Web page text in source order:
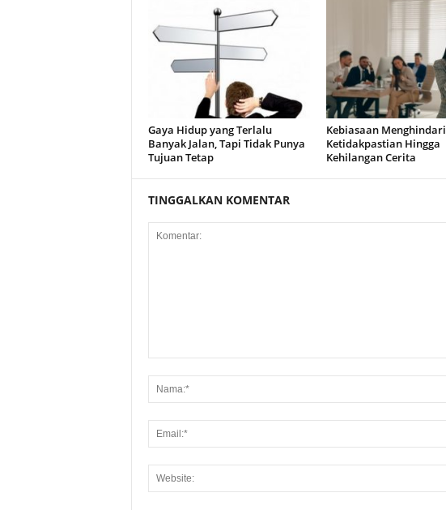
Gaya Hidup yang Terlalu
Banyak Jalan, Tapi Tidak Punya
Tujuan Tetap
Kebiasaan Menghindari
Ketidakpastian Hingga
Kehilangan Cerita
TINGGALKAN KOMENTAR